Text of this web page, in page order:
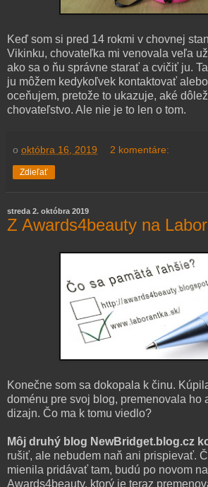
Keď som si pred 14 rokmi v chovnej
Vikinku, chovateľka mi venovala veľa
ako sa o ňu správne starať a cvičiť ju.
ju môžem kedykoľvek kontaktovať
oceňujem, pretože to ukazuje, aké
chovateľstvo. Ale nie je to len o tom.
o októbra 16, 2019 2 komentáre:
Zdieľať
streda 2. októbra 2019
Z Awards4beauty na
Konečne som sa dokopala k činu.
doménu pre svoj blog, premenovala ho
dizajn. Čo ma k tomu viedlo?
Môj druhý blog NewBridget.blog.cz
rušiť, ale nebudem naň ani prispievať.
mienila pridávať tam, budú po novom
Awards4beauty, ktorý je teraz